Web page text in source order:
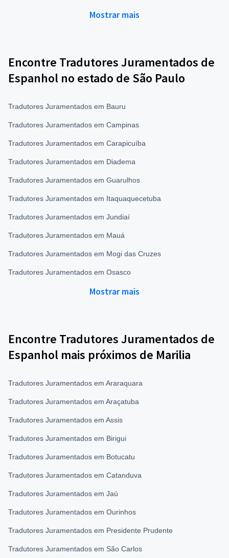
Mostrar mais
Encontre Tradutores Juramentados de
Espanhol no estado de São Paulo
Tradutores Juramentados em Bauru
Tradutores Juramentados em Campinas
Tradutores Juramentados em Carapicuíba
Tradutores Juramentados em Diadema
Tradutores Juramentados em Guarulhos
Tradutores Juramentados em Itaquaquecetuba
Tradutores Juramentados em Jundiaí
Tradutores Juramentados em Mauá
Tradutores Juramentados em Mogi das Cruzes
Tradutores Juramentados em Osasco
Mostrar mais
Encontre Tradutores Juramentados de
Espanhol mais próximos de Marilia
Tradutores Juramentados em Araraquara
Tradutores Juramentados em Araçatuba
Tradutores Juramentados em Assis
Tradutores Juramentados em Birigui
Tradutores Juramentados em Botucatu
Tradutores Juramentados em Catanduva
Tradutores Juramentados em Jaú
Tradutores Juramentados em Ourinhos
Tradutores Juramentados em Presidente Prudente
Tradutores Juramentados em São Carlos